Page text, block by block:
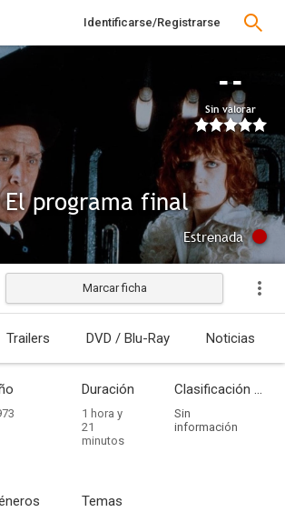
Identificarse/Registrarse
--
Sin valorar
El programa final
Estrenada
Marcar ficha
Trailers DVD / Blu-Ray Noticias
Duración
1 hora y
21
minutos
Clasificación por edades
Sin
información
Temas